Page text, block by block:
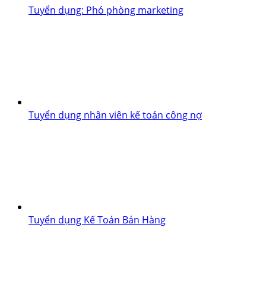
Tuyển dụng: Phó phòng marketing
Tuyển dụng nhân viên kế toán công nợ
Tuyển dụng Kế Toán Bán Hàng